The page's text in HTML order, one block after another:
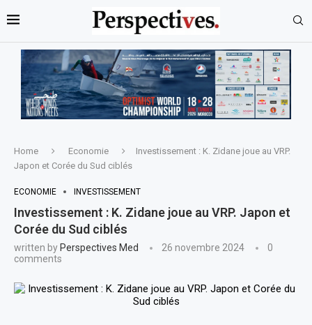
Home Economie
Investissement : K. Zidane joue au VRP.
Japon et Corée du Sud ciblés
ECONOMIE INVESTISSEMENT
Investissement : K. Zidane joue au VRP. Japon et
Corée du Sud ciblés
written by Perspectives Med 26 novembre 2024
0
comments